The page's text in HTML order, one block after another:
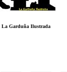
La Garduña Ilustrada